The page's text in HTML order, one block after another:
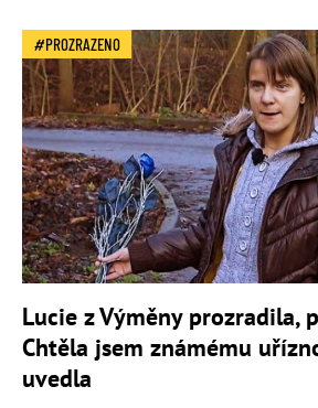
PROZRAZENO
Lucie z Výměny prozradila,
Chtěla jsem známému
uvedla